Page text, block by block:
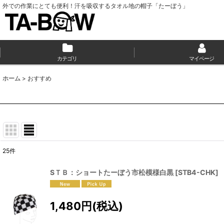
外での作業にとても便利！汗を吸収するタオル地の帽子「たーぼう」
カテゴリ マイページ
ホーム > おすすめ
25件
SＴＢ：ショートたーぼう市松模様白黒 [STB4-CHK]
1,480円(税込)